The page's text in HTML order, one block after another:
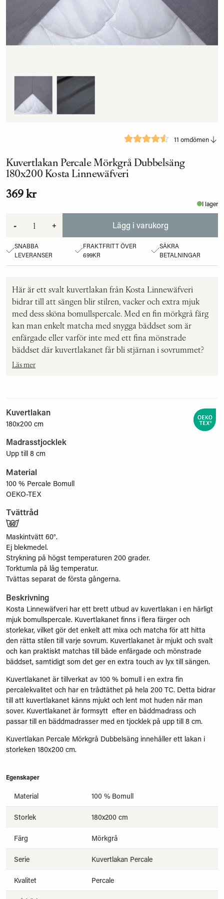
11 omdömen
Kuvertlakan Percale Mörkgrå Dubbelsäng
180x200 Kosta Linnewäfveri
369 kr
I lager
- + Lägg i varukorg
SNABBA
LEVERANSER
FRAKTFRITT ÖVER
699KR
SÄKRA
BETALNINGAR
Här är ett svalt kuvertlakan från Kosta Linnewäfveri
bidrar till att sängen blir stilren, vacker och extra mjuk
med dess sköna bomullspercale. Med en fin mörkgrå färg
kan man enkelt matcha med snygga bäddset som är
enfärgade eller varför inte med ett fina mönstrade
bäddset där kuvertlakanet får bli stjärnan i sovrummet?
Läs mer
Kuvertlakan
180x200 cm
Madrasstjocklek
Upp till 8 cm
Material
100 % Percale Bomull
OEKO-TEX
Tvättråd
Maskintvätt 60°.
Ej blekmedel.
Strykning på högst temperaturen 200 grader.
Torktumla på låg temperatur.
Tvättas separat de första gångerna.
Beskrivning
Kosta Linnewäfveri har ett brett utbud av kuvertlakan i en härligt
mjuk bomullspercale. Kuvertlakanet finns i flera färger och
storlekar, vilket gör det enkelt att mixa och matcha för att hitta
den rätta stilen till varje sovrum. Kuvertlakanet är mjukt och svalt
och kan praktiskt matchas till både enfärgade och mönstrade
bäddset, samtidigt som det ger en extra touch av lyx till sängen.
Kuvertlakanet är tillverkat av 100 % bomull i en extra fin
percalekvalitet och har en trådtäthet på hela 200 TC. Detta bidrar
till att kuvertlakanet känns mjukt och lent mot huden när man
sover. Kuvertlakanet är formsytt efter en bäddmadrass och
passar till en bäddmadrasser med en tjocklek på upp till 8 cm.
Kuvertlakan Percale Mörkgrå Dubbelsäng innehåller ett lakan i
storleken 180x200 cm.
Egenskaper
Material 100 % Bomull
Storlek 180x200 cm
Färg Mörkgrå
Serie Kuvertlakan Percale
Kvalitet Percale